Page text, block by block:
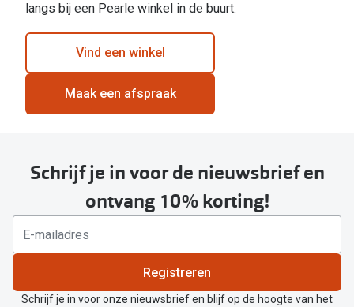
langs bij een Pearle winkel in de buurt.
Vind een winkel
Maak een afspraak
Schrijf je in voor de nieuwsbrief en
ontvang 10% korting!
Registreren
Schrijf je in voor onze nieuwsbrief en blijf op de hoogte van het